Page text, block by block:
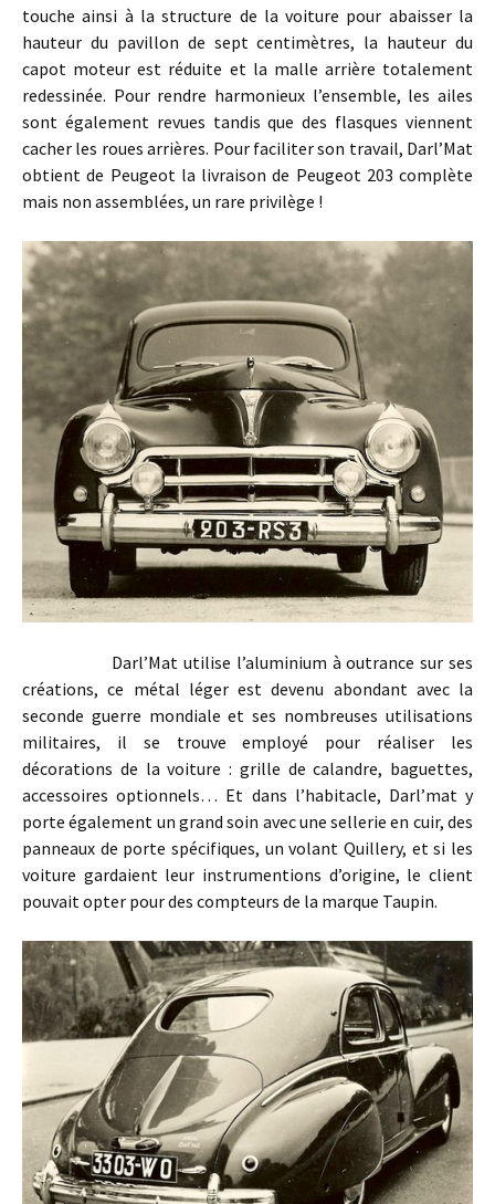
touche ainsi à la structure de la voiture pour abaisser la
hauteur du pavillon de sept centimètres, la hauteur du
capot moteur est réduite et la malle arrière totalement
redessinée. Pour rendre harmonieux l’ensemble, les ailes
sont également revues tandis que des flasques viennent
cacher les roues arrières. Pour faciliter son travail, Darl’Mat
obtient de Peugeot la livraison de Peugeot 203 complète
mais non assemblées, un rare privilège !
Darl’Mat utilise l’aluminium à outrance sur ses
créations, ce métal léger est devenu abondant avec la
seconde guerre mondiale et ses nombreuses utilisations
militaires, il se trouve employé pour réaliser les
décorations de la voiture : grille de calandre, baguettes,
accessoires optionnels… Et dans l’habitacle, Darl’mat y
porte également un grand soin avec une sellerie en cuir, des
panneaux de porte spécifiques, un volant Quillery, et si les
voiture gardaient leur instrumentions d’origine, le client
pouvait opter pour des compteurs de la marque Taupin.